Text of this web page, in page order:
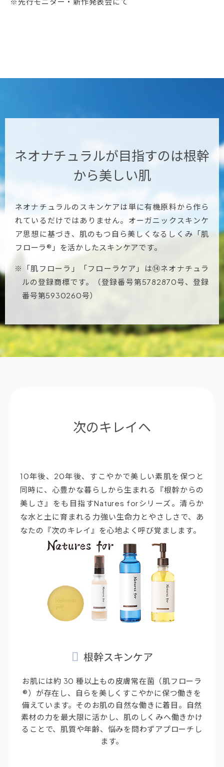
ネオナチュラルが目指すのは根幹
から美しい肌
ネオナチュラルのスキンケアは単に有機原料から作ら
れているだけではありません。オーガニックスキンケ
ア思想に基づき、肌のもつ自ら美しくなるしくみ「肌
フローラ®」を活かしたスキンケアです。
※「肌フローラ」「フローラケア」は⑭ネオナチュラ
ルの登録商標です。（登録番号第5782870号、登録
番号第5930260号）
次のキレイヘ
10年後、20年後、すこやかで美しい素肌を保つと
同時に、心豊かな暮らしから生まれる『根幹からの
美しさ』をも目指すNatures forシリーズ。清らか
な水と土に育まれる力強い生命力とやさしさで、あ
なたの『次のキレイ』を心地よく呼び覚まします。
根幹スキンケア
お肌には約 30 種以上もの皮膚常在菌（肌フローラ
®）が存在し、自らを美しくすこやかに保つ働きを
備えています。そのお肌の自然な働きに着目。自然
素材の力を最大限に活かし、肌のしくみへ働きかけ
ることで、肌質や年齢、悩みを問わずアプローチし
ます。